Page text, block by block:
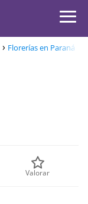
Florerías en Paraná
Valorar